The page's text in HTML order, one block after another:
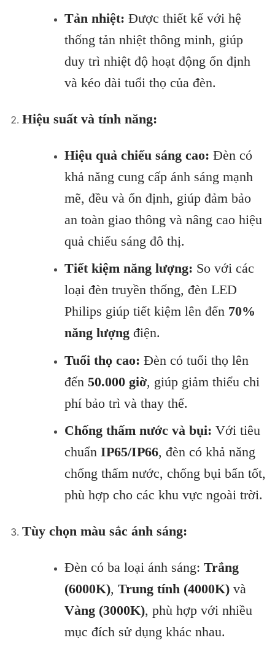
Tản nhiệt: Được thiết kế với hệ
thống tản nhiệt thông minh, giúp
duy trì nhiệt độ hoạt động ổn định
và kéo dài tuổi thọ của đèn.
Hiệu suất và tính năng:
Hiệu quả chiếu sáng cao: Đèn có
khả năng cung cấp ánh sáng mạnh
mẽ, đều và ổn định, giúp đảm bảo
an toàn giao thông và nâng cao hiệu
quả chiếu sáng đô thị.
Tiết kiệm năng lượng: So với các
loại đèn truyền thống, đèn LED
Philips giúp tiết kiệm lên đến 70%
năng lượngđiện.
Tuổi thọ cao: Đèn có tuổi thọ lên
đến 50.000 giờ, giúp giảm thiểu chi
phí bảo trì và thay thế.
Chống thấm nước và bụi: Với tiêu
chuẩn IP65/IP66, đèn có khả năng
chống thấm nước, chống bụi bẩn tốt,
phù hợp cho các khu vực ngoài trời.
Tùy chọn màu sắc ánh sáng:
Đèn có ba loại ánh sáng: Trắng
(6000K), Trung tính (4000K)và
Vàng (3000K), phù hợp với nhiều
mục đích sử dụng khác nhau.